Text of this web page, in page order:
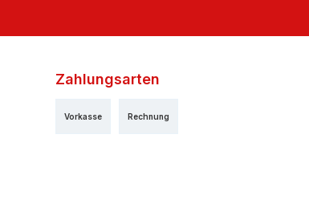
Zahlungsarten
Rechnung
Vorkasse